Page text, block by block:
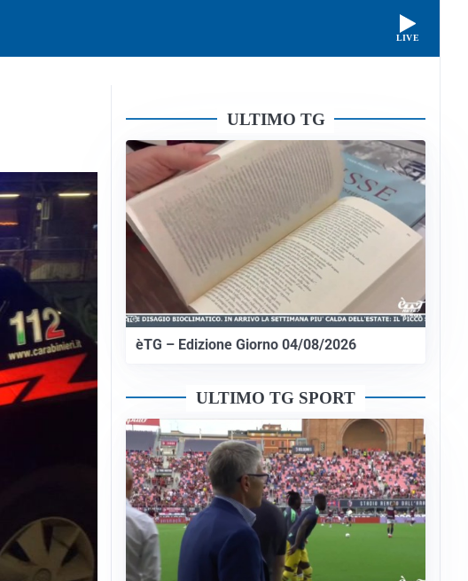
LIVE
ULTIMO TG
èTG – Edizione Giorno 04/08/2026
ULTIMO TG SPORT